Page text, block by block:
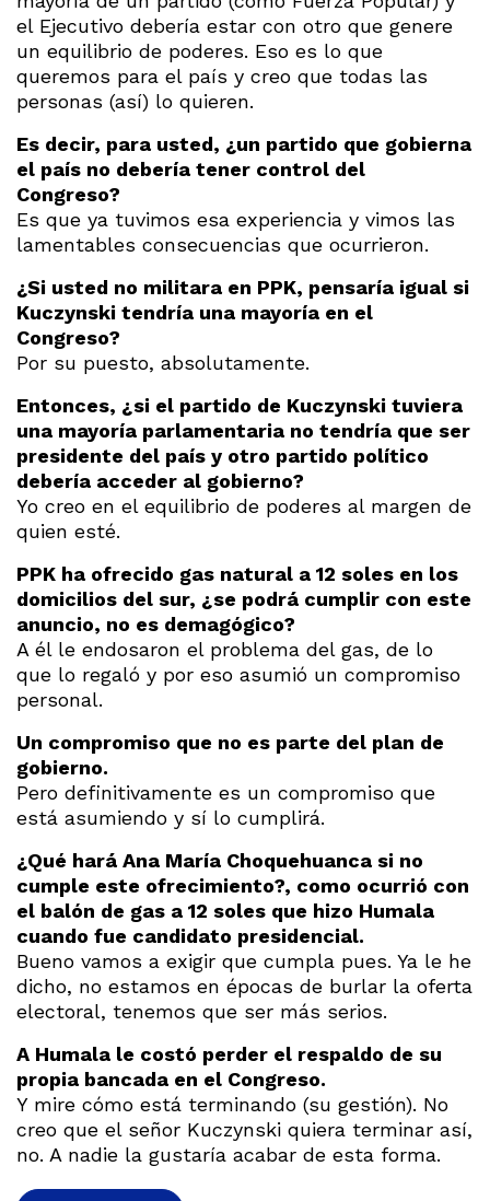
el Ejecutivo debería estar con otro que genere
un equilibrio de poderes. Eso es lo que
queremos para el país y creo que todas las
personas (así) lo quieren.
Es decir, para usted, ¿un partido que gobierna
el país no debería tener control del
Congreso?
Es que ya tuvimos esa experiencia y vimos las
lamentables consecuencias que ocurrieron.
¿Si usted no militara en PPK, pensaría igual si
Kuczynski tendría una mayoría en el
Congreso?
Por su puesto, absolutamente.
Entonces, ¿si el partido de Kuczynski tuviera
una mayoría parlamentaria no tendría que ser
presidente del país y otro partido político
debería acceder al gobierno?
Yo creo en el equilibrio de poderes al margen de
quien esté.
PPK ha ofrecido gas natural a 12 soles en los
domicilios del sur, ¿se podrá cumplir con este
anuncio, no es demagógico?
A él le endosaron el problema del gas, de lo
que lo regaló y por eso asumió un compromiso
personal.
Un compromiso que no es parte del plan de
gobierno.
Pero definitivamente es un compromiso que
está asumiendo y sí lo cumplirá.
¿Qué hará Ana María Choquehuanca si no
cumple este ofrecimiento?, como ocurrió con
el balón de gas a 12 soles que hizo Humala
cuando fue candidato presidencial.
Bueno vamos a exigir que cumpla pues. Ya le he
dicho, no estamos en épocas de burlar la oferta
electoral, tenemos que ser más serios.
A Humala le costó perder el respaldo de su
propia bancada en el Congreso.
Y mire cómo está terminando (su gestión). No
creo que el señor Kuczynski quiera terminar así,
no. A nadie la gustaría acabar de esta forma.